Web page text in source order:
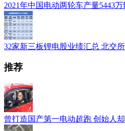
2021年中国电动两轮车产量5443
32家新三板锂电股业绩汇总 北交
推荐
曾打造国产第一电动超跑 创始人